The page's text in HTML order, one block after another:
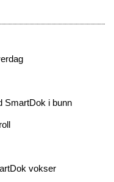
SmartDok i bunn
vokser